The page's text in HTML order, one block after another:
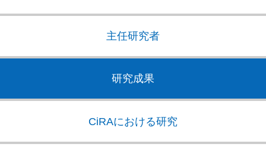
主任研究者
研究成果
CiRAにおける研究